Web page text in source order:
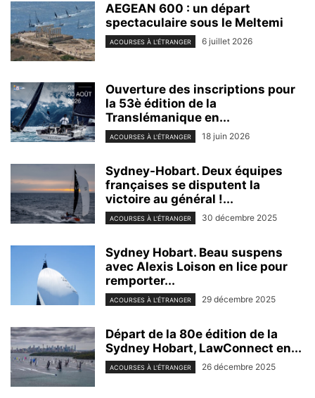
AEGEAN 600 : un départ
spectaculaire sous le Meltemi
ACOURSES À L'ÉTRANGER 6 juillet 2026
Ouverture des inscriptions pour
la 53è édition de la
Translémanique en...
ACOURSES À L'ÉTRANGER 18 juin 2026
Sydney-Hobart. Deux équipes
françaises se disputent la
victoire au général !...
ACOURSES À L'ÉTRANGER 30 décembre 2025
Sydney Hobart. Beau suspens
avec Alexis Loison en lice pour
remporter...
ACOURSES À L'ÉTRANGER 29 décembre 2025
Départ de la 80e édition de la
Sydney Hobart, LawConnect en...
ACOURSES À L'ÉTRANGER 26 décembre 2025